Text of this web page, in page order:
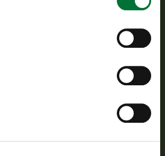
en hållbar vilthushållning, stöder
de offentliga förvaltningsuppgifter